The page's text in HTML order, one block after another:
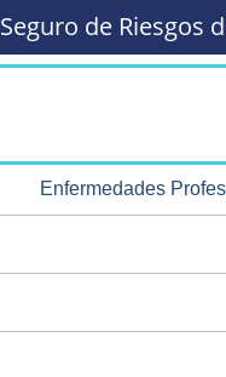
de Riesgos
Enfermedades